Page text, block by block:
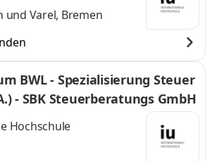
und Varel, Bremen
BWL - Spezialisierung Steuer
- SBK Steuerberatungs GmbH
Hochschule